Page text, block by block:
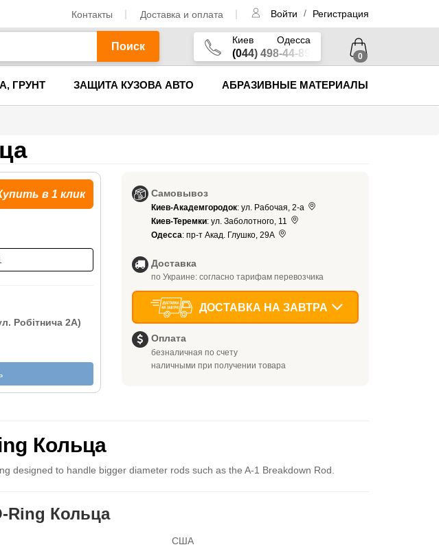
Контакты Доставка и оплата Войти / Регистрация
Поиск
Киев Одесса
(044) 498-44-89 0
ГРУНТ ЗАЩИТА КУЗОВА АВТО АБРАЗИВНЫЕ МАТЕРИАЛЫ
в 1 клик
Робітнича 2А)
Самовывоз
Киев-Академгородок: ул. Рабочая, 2-а
Киев-Теремки: ул. Заболотного, 11
Одесса: пр-т Акад. Глушко, 29А
Доставка
по Украине: согласно тарифам перевозчика
ДОСТАВКА НА ЗАВТРА
Оплата
безналичная по счету
наличными при получении товара
Кольца
designed to handle bigger diameter rods such as the A-1 Breakdown Rod.
Ring Кольца
США